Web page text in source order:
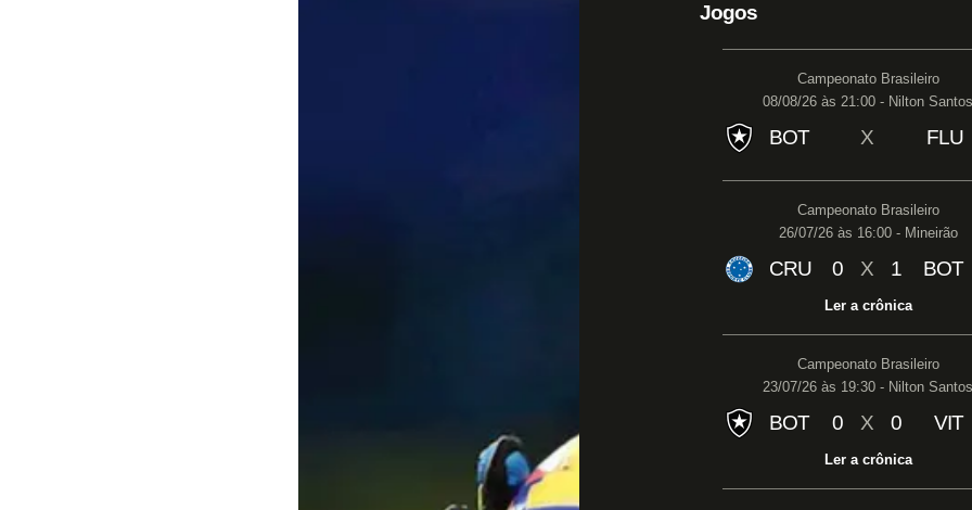
Jogos
Campeonato Brasileiro
08/08/26 às 21:00 - Nilton Santos
BOT X FLU
Campeonato Brasileiro
26/07/26 às 16:00 - Mineirão
CRU 0 X 1 BOT
Ler a crônica
Campeonato Brasileiro
23/07/26 às 19:30 - Nilton Santos
BOT 0 X 0 VIT
Ler a crônica